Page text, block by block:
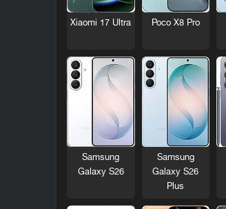
Poco X8 Pro
Xiaomi 17 Ultra
Samsung
Galaxy S26
Plus
Samsung
Galaxy S26